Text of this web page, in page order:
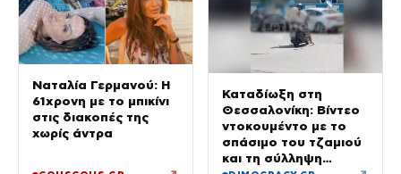
Ναταλία Γερμανού: Η
61χρονη με το μπικίνι
στις διακοπές της
χωρίς άντρα
Καταδίωξη στη
Θεσσαλονίκη: Βίντεο
ντοκουμέντο με το
σπάσιμο του τζαμιού
και τη σύλληψη